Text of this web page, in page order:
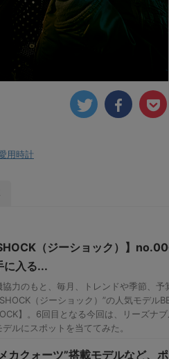
用時計
（ジーショック）】
に入る...
協力のもと、毎月、トレンドや季節、予
（ジーショック）”の人気モデル
】。6回目となる今回は、リーズナ
ルにスポットを当ててみた。
カクォーツ”搭載モデルなど、